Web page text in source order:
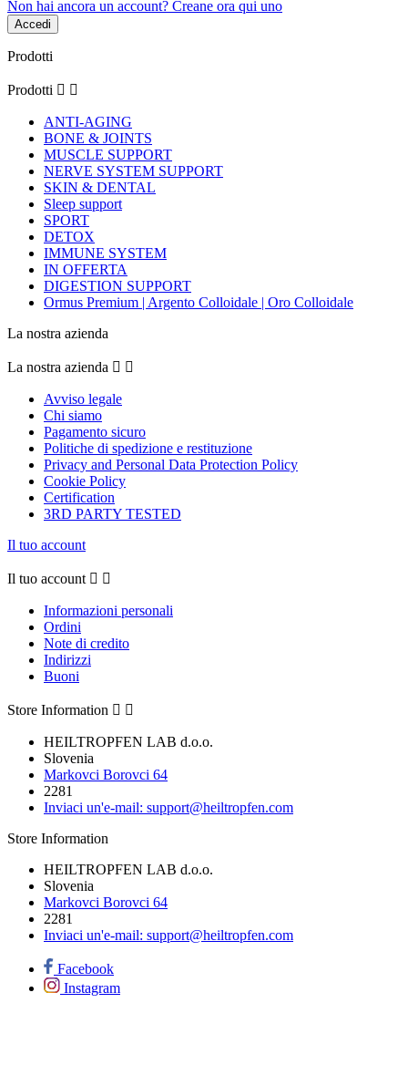
Non hai ancora un account? Creane ora qui uno
Accedi
Prodotti
Prodotti  
ANTI-AGING
BONE & JOINTS
MUSCLE SUPPORT
NERVE SYSTEM SUPPORT
SKIN & DENTAL
Sleep support
SPORT
DETOX
IMMUNE SYSTEM
IN OFFERTA
DIGESTION SUPPORT
Ormus Premium | Argento Colloidale | Oro Colloidale
La nostra azienda
La nostra azienda  
Avviso legale
Chi siamo
Pagamento sicuro
Politiche di spedizione e restituzione
Privacy and Personal Data Protection Policy
Cookie Policy
Certification
3RD PARTY TESTED
Il tuo account
Il tuo account  
Informazioni personali
Ordini
Note di credito
Indirizzi
Buoni
Store Information  
HEILTROPFEN LAB d.o.o.
Slovenia
Markovci Borovci 64
2281
Inviaci un'e-mail: support@heiltropfen.com
Store Information
HEILTROPFEN LAB d.o.o.
Slovenia
Markovci Borovci 64
2281
Inviaci un'e-mail: support@heiltropfen.com
Facebook
Instagram